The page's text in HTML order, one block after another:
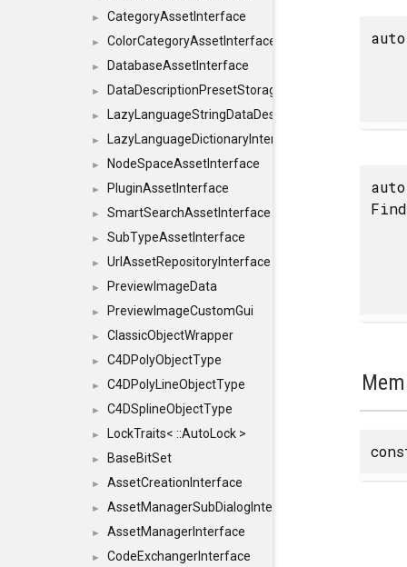
► CategoryAssetInterface
► ColorCategoryAssetInterface
► DatabaseAssetInterface
► DataDescriptionPresetStorageInterface
►
► LazyLanguageDictionaryInterface
► NodeSpaceAssetInterface
► PluginAssetInterface
► SmartSearchAssetInterface
► SubTypeAssetInterface
► UrlAssetRepositoryInterface
► PreviewImageData
► PreviewImageCustomGui
► ClassicObjectWrapper
► C4DPolyObjectType
► C4DPolyLineObjectType
► C4DSplineObjectType
► LockTraits< ::AutoLock >
► BaseBitSet
► AssetCreationInterface
► AssetManagerSubDialogInterface
► AssetManagerInterface
► CodeExchangerInterface
auto